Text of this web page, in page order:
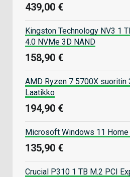
439,00 €
Kingston Technology NV3 1
4.0 NVMe 3D NAND
158,90 €
AMD Ryzen 7 5700X suoritin
Laatikko
194,90 €
Microsoft Windows 11
135,90 €
Crucial P310 1 TB M.2 PCI